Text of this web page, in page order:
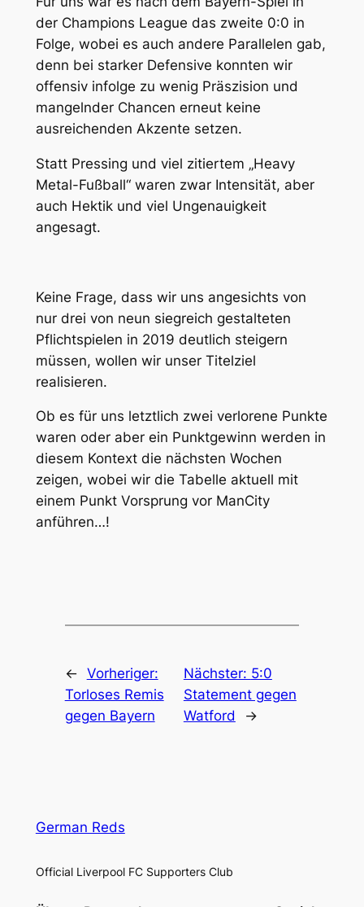
der Champions League das zweite 0:0 in
Folge, wobei es auch andere Parallelen gab,
denn bei starker Defensive konnten wir
offensiv infolge zu wenig Präszision und
mangelnder Chancen erneut keine
ausreichenden Akzente setzen.
Statt Pressing und viel zitiertem „Heavy
Metal-Fußball“ waren zwar Intensität, aber
auch Hektik und viel Ungenauigkeit
angesagt.
Keine Frage, dass wir uns angesichts von
nur drei von neun siegreich gestalteten
Pflichtspielen in 2019 deutlich steigern
müssen, wollen wir unser Titelziel
realisieren.
Ob es für uns letztlich zwei verlorene Punkte
waren oder aber ein Punktgewinn werden in
diesem Kontext die nächsten Wochen
zeigen, wobei wir die Tabelle aktuell mit
einem Punkt Vorsprung vor ManCity
anführen…!
← Vorheriger:
Torloses Remis
gegen Bayern
Nächster: 5:0
Statement gegen
Watford
→
German Reds
Official Liverpool FC Supporters Club